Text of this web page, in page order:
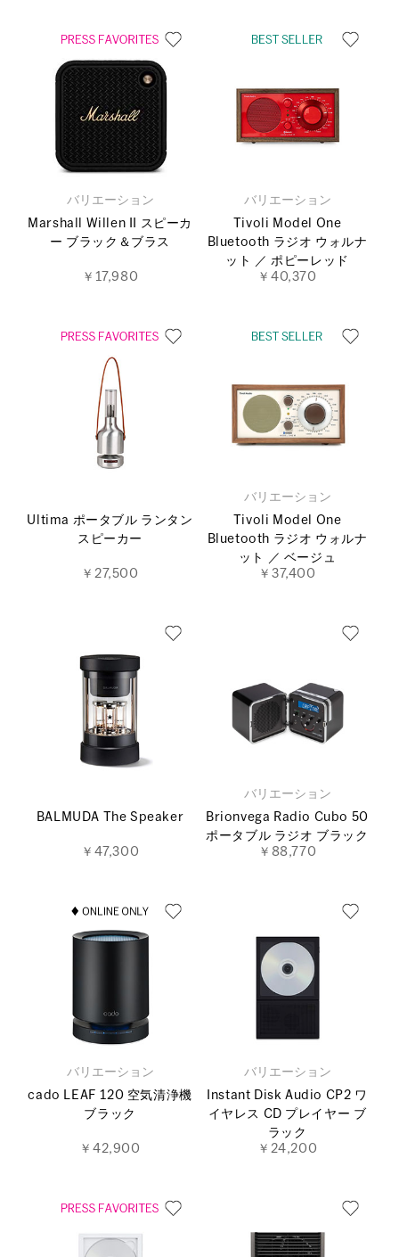
バリエーション
Marshall Willen II スピーカ
ー ブラック＆ブラス
￥17,980
バリエーション
Tivoli Model One
Bluetooth ラジオ ウォルナ
ット ／ ポピーレッド
￥40,370
Ultima ポータブル ランタン
スピーカー
￥27,500
バリエーション
Tivoli Model One
Bluetooth ラジオ ウォルナ
ット ／ ベージュ
￥37,400
BALMUDA The Speaker
￥47,300
バリエーション
Brionvega Radio Cubo 50
ポータブル ラジオ ブラック
￥88,770
バリエーション
cado LEAF 120 空気清浄機
ブラック
￥42,900
バリエーション
Instant Disk Audio CP2 ワ
イヤレス CD プレイヤー ブ
ラック
￥24,200